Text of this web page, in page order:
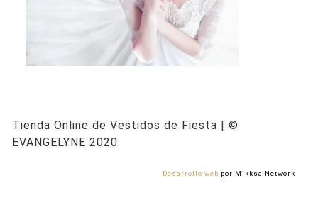
Tienda Online de Vestidos de Fiesta | ©
EVANGELYNE 2020
Desarrollo web por Mikksa Network